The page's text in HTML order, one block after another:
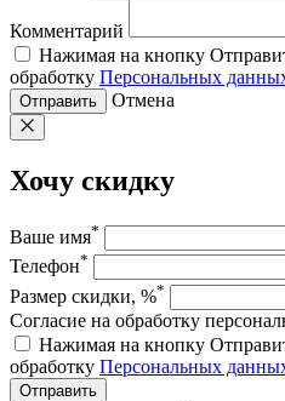
Комментарий
Нажимая на кнопку
обработку Персональных
Отправить Отмена
Хочу скидку
Ваше имя*
Телефон*
Размер скидки, %*
Согласие на обработку
Нажимая на кнопку
обработку Персональных
Отправить